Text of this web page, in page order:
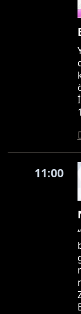
11:00